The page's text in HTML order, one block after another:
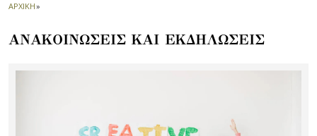
ΑΡΧΙΚΗ»
ΑΝΑΚΟΙΝΩΣΕΙΣ ΚΑΙ ΕΚΔΗΛΩΣΕΙΣ